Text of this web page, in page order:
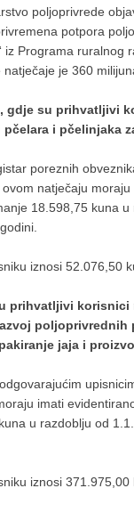
poljoprivrede
potpora
iz Programa
je 360
gdje su prihvatljivi
i pčelinjaka
poreznih
natječaju
18.598,75 kuna
iznosi 52.076,50
prihvatljivi
jaja i
imati
u razdoblju od
iznosi